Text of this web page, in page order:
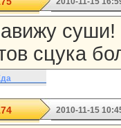
суши!
сцука
2010-11-15